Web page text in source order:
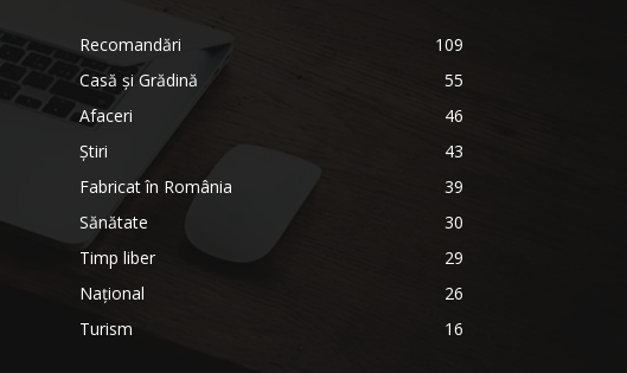
Recomandări
109
Casă şi Grădină
55
Afaceri
46
Ştiri
43
Fabricat în România
39
Sănătate
30
Timp liber
29
Național
26
Turism
16